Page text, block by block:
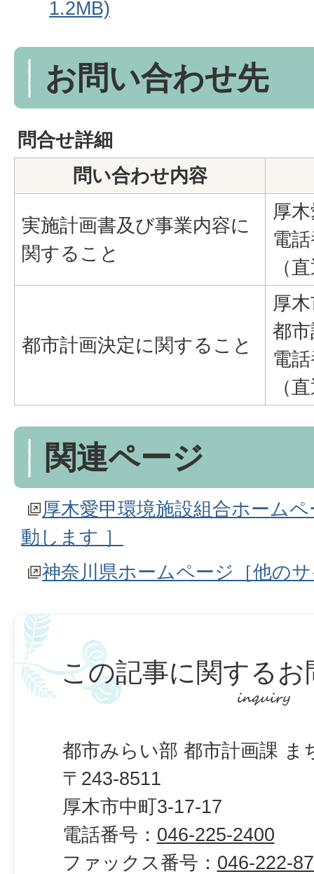
1.2MB)
お問い合わせ先
問合せ詳細
問い合わせ内容
実施計画書及び事業内容に
関すること
厚
電
（
都市計画決定に関すること
厚
都
電
（
関連ページ
厚木愛甲環境施設組合ホーム
動します ］
神奈川県ホームページ［他の
この記事に関するお
都市みらい部 都市計画課 ま
〒243-8511
厚木市中町3-17-17
電話番号： 046-225-2400
ファックス番号： 046-222-